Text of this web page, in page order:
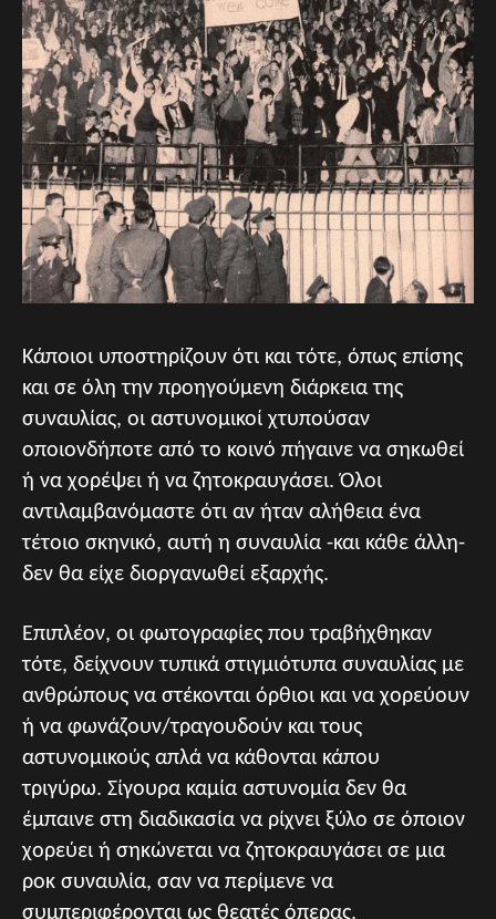
Κάποιοι υποστηρίζουν ότι και τότε, όπως επίσης
και σε όλη την προηγούμενη διάρκεια της
συναυλίας, οι αστυνομικοί χτυπούσαν
οποιονδήποτε από το κοινό πήγαινε να σηκωθεί
ή να χορέψει ή να ζητοκραυγάσει. Όλοι
αντιλαμβανόμαστε ότι αν ήταν αλήθεια ένα
τέτοιο σκηνικό, αυτή η συναυλία -και κάθε άλλη-
δεν θα είχε διοργανωθεί εξαρχής.
Επιπλέον, οι φωτογραφίες που τραβήχθηκαν
τότε, δείχνουν τυπικά στιγμιότυπα συναυλίας με
ανθρώπους να στέκονται όρθιοι και να χορεύουν
ή να φωνάζουν/τραγουδούν και τους
αστυνομικούς απλά να κάθονται κάπου
τριγύρω. Σίγουρα καμία αστυνομία δεν θα
έμπαινε στη διαδικασία να ρίχνει ξύλο σε όποιον
χορεύει ή σηκώνεται να ζητοκραυγάσει σε μια
ροκ συναυλία, σαν να περίμενε να
συμπεριφέρονται ως θεατές όπερας.